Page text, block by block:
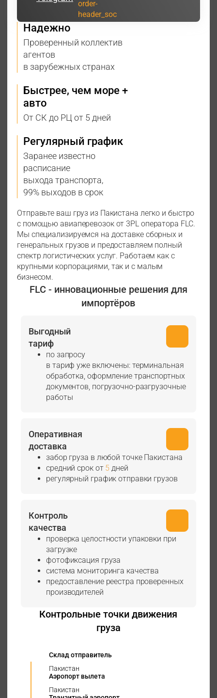
Надежно
Проверенный коллектив
агентов
в зарубежных странах
Быстрее, чем море +
авто
От СК до РЦ от 5 дней
Регулярный график
Заранее известно
расписание
выхода транспорта,
99% выходов в срок
Отправьте ваш груз из Пакистана легко и быстро
с помощью авиаперевозок от 3PL оператора FLC.
Мы специализируемся на доставке сборных и
генеральных грузов и предоставляем полный
спектр логистических услуг. Работаем как с
крупными корпорациями, так и с малым
бизнесом.
FLC - инновационные решения для
импортёров
Выгодный
тариф
по запросу
в тариф уже включены: терминальная
обработка, оформление транспортных
документов, погрузочно-разгрузочные
работы
Оперативная
доставка
забор груза в любой точке Пакистана
средний срок от 5 дней
регулярный график отправки грузов
Контроль
качества
проверка целостности упаковки при
загрузке
фотофиксация груза
система мониторинга качества
предоставление реестра проверенных
производителей
Контрольные точки движения
груза
Склад отправитель
Пакистан
Аэропорт вылета
Пакистан